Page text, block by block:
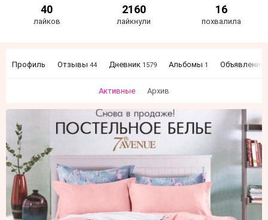
40
лайков
2160
лайкнули
16
похвалила
Профиль Отзывы 44 Дневник 1579 Альбомы 1 Объявления
Активные Архив